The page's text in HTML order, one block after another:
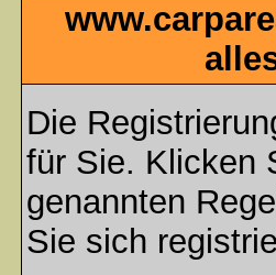
Die
für Sie. Klicken
genannten
Sie sich